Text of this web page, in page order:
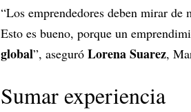
“Los emprendedores deben mirar
Esto es bueno, porque un
global”, aseguró Lorena Suarez,
Sumar experiencia